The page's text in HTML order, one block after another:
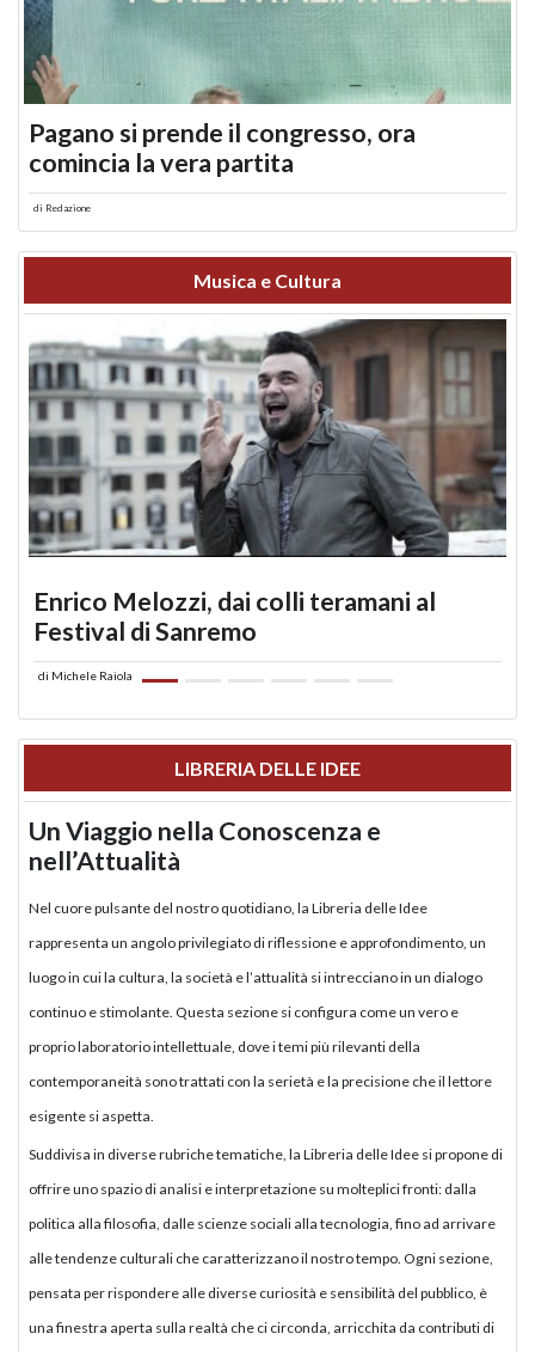
Pagano si prende il congresso, ora
comincia la vera partita
di Redazione
Musica e Cultura
Enrico Melozzi, dai colli teramani al
Festival di Sanremo
di Michele Raiola
LIBRERIA DELLE IDEE
Un Viaggio nella Conoscenza e
nell’Attualità
Nel cuore pulsante del nostro quotidiano, la Libreria delle Idee
rappresenta un angolo privilegiato di riflessione e approfondimento, un
luogo in cui la cultura, la società e l’attualità si intrecciano in un dialogo
continuo e stimolante. Questa sezione si configura come un vero e
proprio laboratorio intellettuale, dove i temi più rilevanti della
contemporaneità sono trattati con la serietà e la precisione che il lettore
esigente si aspetta.
Suddivisa in diverse rubriche tematiche, la Libreria delle Idee si propone di
offrire uno spazio di analisi e interpretazione su molteplici fronti: dalla
politica alla filosofia, dalle scienze sociali alla tecnologia, fino ad arrivare
alle tendenze culturali che caratterizzano il nostro tempo. Ogni sezione,
pensata per rispondere alle diverse curiosità e sensibilità del pubblico, è
una finestra aperta sulla realtà che ci circonda, arricchita da contributi di